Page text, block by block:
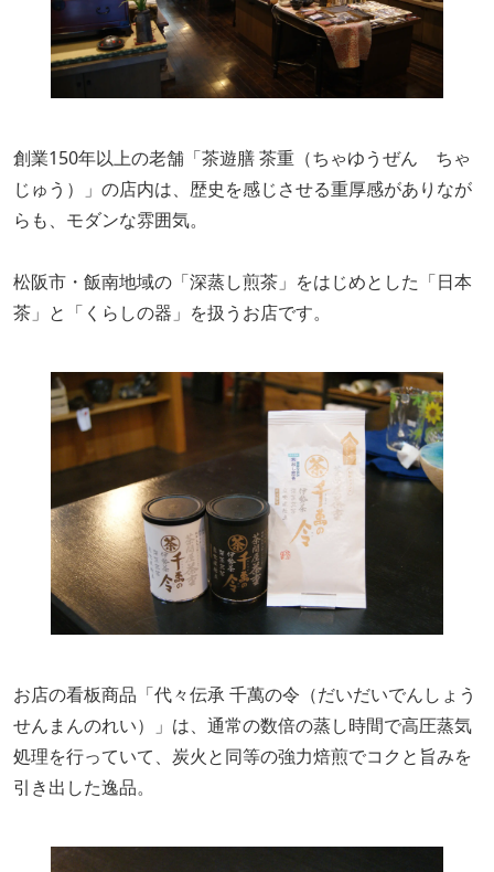
創業150年以上の老舗「茶遊膳 茶重（ちゃゆうぜん ちゃ
じゅう）」の店内は、歴史を感じさせる重厚感がありなが
らも、モダンな雰囲気。
松阪市・飯南地域の「深蒸し煎茶」をはじめとした「日本
茶」と「くらしの器」を扱うお店です。
お店の看板商品「代々伝承 千萬の令（だいだいでんしょう
せんまんのれい）」は、通常の数倍の蒸し時間で高圧蒸気
処理を行っていて、炭火と同等の強力焙煎でコクと旨みを
引き出した逸品。